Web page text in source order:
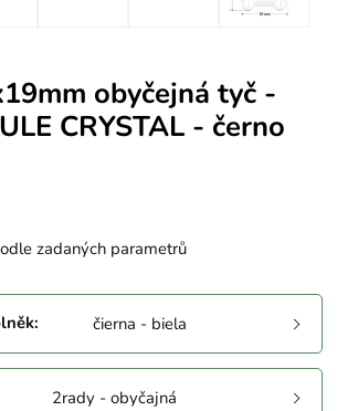
obyčejná tyč -
CRYSTAL - černo
zadaných parametrů
: čierna - biela
2rady - obyčajná